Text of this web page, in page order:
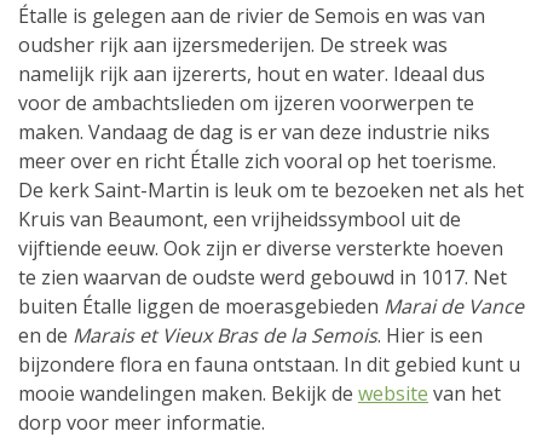
Étalle is gelegen aan de rivier de Semois en was van
oudsher rijk aan ijzersmederijen. De streek was
namelijk rijk aan ijzererts, hout en water. Ideaal dus
voor de ambachtslieden om ijzeren voorwerpen te
maken. Vandaag de dag is er van deze industrie niks
meer over en richt Étalle zich vooral op het toerisme.
De kerk Saint-Martin is leuk om te bezoeken net als het
Kruis van Beaumont, een vrijheidssymbool uit de
vijftiende eeuw. Ook zijn er diverse versterkte hoeven
te zien waarvan de oudste werd gebouwd in 1017. Net
buiten Étalle liggen de moerasgebieden Marai de Vance
en de Marais et Vieux Bras de la Semois. Hier is een
bijzondere flora en fauna ontstaan. In dit gebied kunt u
mooie wandelingen maken. Bekijk de website van het
dorp voor meer informatie.